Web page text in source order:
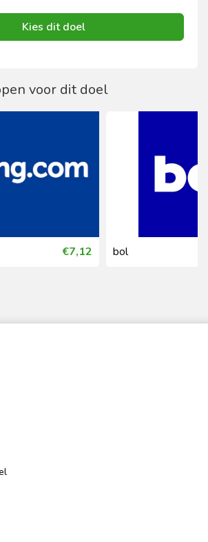
Kies dit doel
voor dit doel
€7,12 bol